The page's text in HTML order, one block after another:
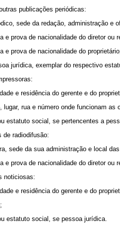
publicações periódicas:
sede da redação, administração e
de nacionalidade do diretor ou
de nacionalidade do
exemplar do respectivo
e residência do gerente e do
rua e número onde funcionam as
social, se pertencentes a
radiodifusão:
da sua administração e local das
de nacionalidade do diretor ou
e residência do gerente e do
social, se pessoa jurídica.